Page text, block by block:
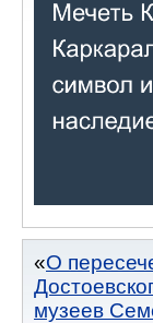
О
музеев